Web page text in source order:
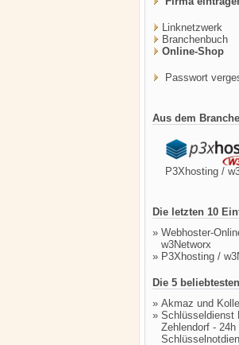
Linknetzwerk
Branchenbuch
Online-Shop
Passwort
Aus dem
P3Xhosting /
Die letzten 10
» Webhoster-
w3Networx
» P3Xhosting /
Die 5
» Akmaz und
» Schlüsseldienst
Zehlendorf - 24h